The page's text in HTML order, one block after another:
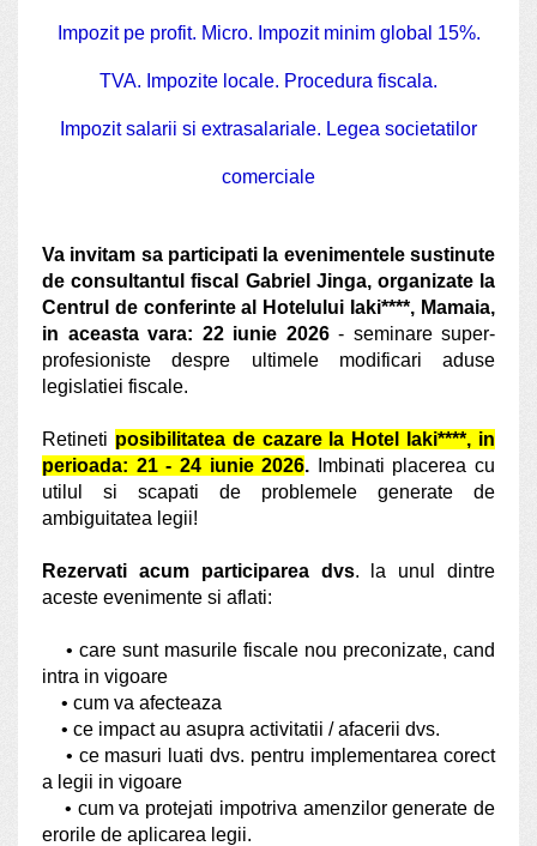
Impozit pe profit. Micro. Impozit minim global 15%.
TVA. Impozite locale. Procedura fiscala.
Impozit salarii si extrasalariale. Legea societatilor
comerciale
Va invitam sa participati la evenimentele sustinute
de consultantul fiscal Gabriel Jinga, organizate la
Centrul de conferinte al Hotelului Iaki****, Mamaia,
in aceasta vara: 22 iunie 2026- seminare super-
profesioniste despre ultimele modificari aduse
legislatiei fiscale.
Retineti posibilitatea de cazare la Hotel Iaki****, in
perioada: 21 - 24 iunie 2026. Imbinati placerea cu
utilul si scapati de problemele generate de
ambiguitatea legii!
Rezervati acum participarea dvs. la unul dintre
aceste evenimente si aflati:
• care sunt masurile fiscale nou preconizate, cand
intra in vigoare
• cum va afecteaza
• ce impact au asupra activitatii / afacerii dvs.
• ce masuri luati dvs. pentru implementarea corect
a legii in vigoare
• cum va protejati impotriva amenzilor generate de
erorile de aplicarea legii.